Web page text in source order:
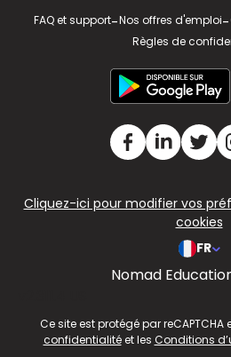
FAQ et support-Nos offres d'emploi-
Règles de
Cliquez-ici pour modifier vos
cookies
FR
Nomad
Ce site est protégé par reCAPTCHA
confidentialitéet les Conditions